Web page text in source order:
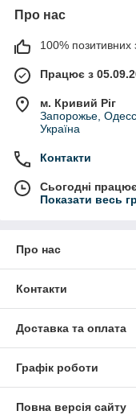
Про нас
100% позитивних
Працює з
м. Кривий Ріг
Запорожье,
Україна
Контакти
Сьогодні
Показати весь
Про нас
Контакти
Доставка та оплата
Графік роботи
Повна версія сайту